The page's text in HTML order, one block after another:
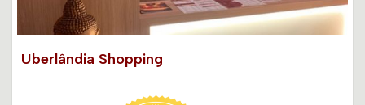
Uberlândia Shopping